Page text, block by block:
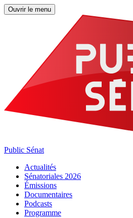
Ouvrir le menu
Public Sénat
Actualités
Sénatoriales 2026
Émissions
Documentaires
Podcasts
Programme